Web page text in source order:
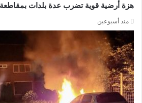
هزة أرضية قوية تضرب عدة بلدات
منذ أسبوعين